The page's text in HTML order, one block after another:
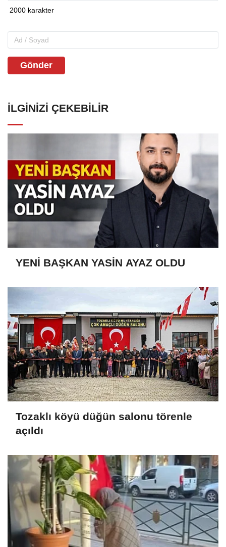
Gönder
İLGINIZI ÇEKEBILIR
YENİ BAŞKAN YASİN AYAZ OLDU
Tozaklı köyü düğün salonu törenle
açıldı